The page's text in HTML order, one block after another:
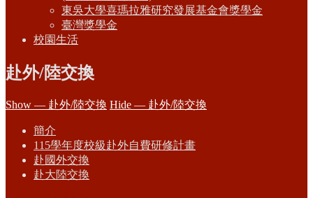
東吳大學喜瑪拉雅研究發展基金會獎學金
臺灣獎學金
校園生活
赴外/陸交換
Show — 赴外/陸交換 Hide — 赴外/陸交換
簡介
115學年度校級赴外自費研修計畫
赴國外交換
赴大陸交換